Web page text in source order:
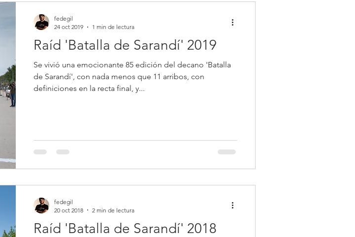
Raíd 'Batalla de Sarandí' 2019
Se vivió una emocionante 85 edición del decano 'Batalla
de Sarandí', con nada menos que 11 arribos, con
definiciones en la recta final, y...
fedegil
24 oct 2019
1 min de lectura
Raíd 'Batalla de Sarandí' 2018
fedegil
20 oct 2018
2 min de lectura